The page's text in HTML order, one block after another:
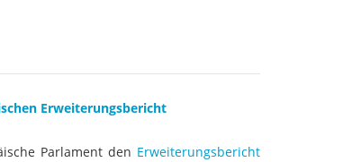
Erweiterungsbericht
Parlament den Erweiterungsbericht